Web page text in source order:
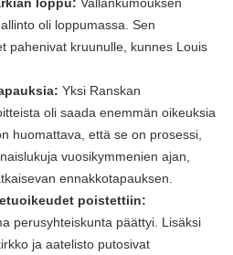
oli loppumassa. Sen
pahenivat kruunulle, kunnes Louis
Yksi Ranskan
oli saada enemmän oikeuksia
huomattava, että se on prosessi,
vuosikymmenien ajan,
ennakkotapauksen.
poistettiin:
perusyhteiskunta päättyi. Lisäksi
ja aatelisto putosivat